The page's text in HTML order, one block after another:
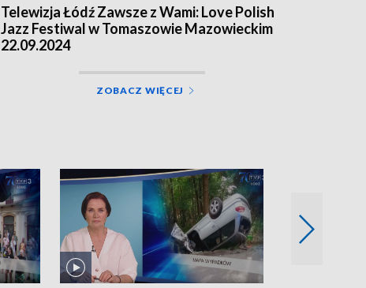
Telewizja Łódź Zawsze z Wami: Love Polish
Jazz Festiwal w Tomaszowie Mazowieckim
22.09.2024
ZOBACZ WIĘCEJ